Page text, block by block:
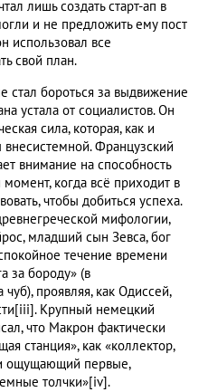
лишь создать старт-ап в
и не предложить ему пост
использовал все
свой план.
стал бороться за выдвижение
устала от социалистов. Он
сила, которая, как и
Французский
внимание на способность
когда всё приходит в
чтобы добиться успеха.
мифологии,
младший сын Зевса, бог
течение времени
за бороду» (в
проявляя, как Одиссей,
Крупный немецкий
что Макрон фактически
станция», как «коллектор,
ощущающий первые,
толчки»[iv].